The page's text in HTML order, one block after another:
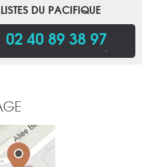
DU PACIFIQUE
02 40 89 38 97.